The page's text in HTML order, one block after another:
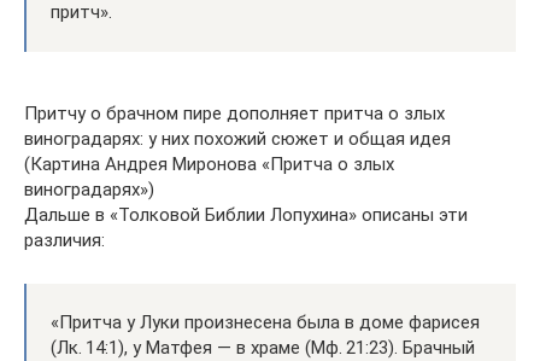
притч».
Притчу о брачном пире дополняет притча о злых
виноградарях: у них похожий сюжет и общая идея
(Картина Андрея Миронова «Притча о злых
виноградарях»)
Дальше в «Толковой Библии Лопухина» описаны эти
различия:
«Притча у Луки произнесена была в доме фарисея
(Лк. 14:1), у Матфея — в храме (Мф. 21:23). Брачный